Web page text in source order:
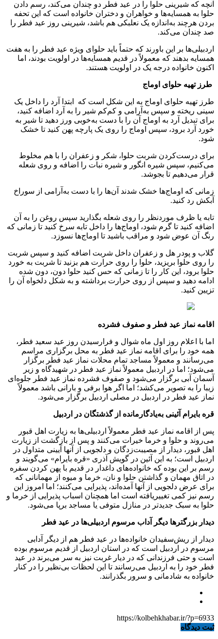
آنچه که شیرینی حلوا را در عید فطر دو چندان می‌کند، رسم دادن
حلوا به همسایه‌ها و خواهران و دختران خانواده است که این تحفه
بردن هرچند به‌اندازه یک نعلبکی هم باشد، شیرینی روز عید فطر را
صد چندان می‌کند.
اردبیلی‌ها بر این باورند که حتماً باید حلوای ویژه عید فطر را به هفت
همسایه بدهند که معمولاً در قدیم همسایه‌ها در اولویت بودند، اما
اکنون خانواده درجه یک در اولویت هستند.
طرز تهیه حلوای اوماج
طرز تهیه حلوای اوماج به این شکل است که ابتدا آرد را داخل یک
سینی ریخته و سپس به‌آرامی و کم‌کم شیر را به آرد اضافه کنید،
برای تبدیل آرد به اوماج آن را با دست به‌خوبی ورز دهید تا شیر به
خورد آرد برود، سپس اوماج را روی یک پارچه پهن کنید تا خشک
شود.
برای درست‌کردن شربت حلوا، شکر و زعفران را با هم مخلوط
می‌کنیم، سپس شیره انگور و شیره نبات را اضافه و روی شعله
قرار می‌دهیم تا بجوشد.
زمانی که اوماج‌ها خشک شدند آن‌ها را با دست به‌آرامی از سوراخ
آبکش رد کنید.
تابه یا ظرف موردنظر را روی شعله بگذارید سپس روغن را به آن
اضافه کنید تا گرم شود، اوماج‌ها را داخل تابه سرخ کنید تا زمانی که
رنگ آن عوض شود و مراقب باشید تا اوماج‌ها نسوزد.
گلاب و پودر هل و زعفران داخل شربت اضافه کنید و سپس شربت
را روی حلوا بریزید، حلوا را روی حرارت هم بزنید تا شربت به خورد
حلوا برود، این کار را تا زمانی که حس کنید حلوا دون، دون شده
ادامه دهید و سپس از روی حرارت برداشته و به شکل دلخواه آن را
تزیین کنید.
اقامه نماز عید فطر و صفوف فشرده
اما با اعلام روز اول ماه شوال و فرارسیدن روز عید سعید فطر،
همه خود را برای اقامه نماز عید فطر به محل برگزاری مراسم
می‌رسانند و معمولاً مساجد تمام محلات نماز عید فطر برگزار
می‌شود؛ اما در اردبیل معمولاً نماز عید فطر در شهیدگاه و زیر
آسمان آبی برگزار می‌شود و صفوف فشرده نماز عید فطر جلوه‌ای
زیبا را به تصویر می‌کشد؛ اما اگر هوا برفی و بارانی باشد معمولاً
نماز عید فطر در اردبیل در مصلی اردبیل برگزار می‌شود.
قره بایرام آئینی به‌یادگارمانده از گذشتگان در اردبیل
پس از اقامه نماز عید فطر معمولاً اردبیلی‌ها به زیارت اهل قبور
می‌روند و حلوا و خرما خیرات می‌کنند و پس از بازگشت از زیارت
اهل قبور، دیدار از مصیبت‌زدگان و دلجویی از آنها آیینی متداول در
اردبیل است؛ به این آئین در گویش آذری «قره بایرام» می‌گویند و
رسم بر این بوده که خانواده‌های داغدار در قدیم با پهن کردن سفره
در اتاق مهمان و گذاشتن حلوا و نان، خرما و میوه از مهمانانی که
برای عرض دلجویی از آنها آمده‌اند، پذیرایی می‌کنند؛ اما امروز این
رسم نیز کمی تغییریافته است اما همچنان اسباب پذیرایی از خرما و
حلوا به سبک جدیدتر در منازل متوفی یا مساجد برپا می‌شود.
دیدار بزرگترها دیگر آداب مرسوم اردبیلی‌ها در عید فطر
دیدار از ریش‌سفیدان خانواده‌ها در عید فطر هم از دیگر آدابی
مرسوم در اردبیل است که در استان اردبیل از قدیم مرسوم بوده
است و حتی فرزندانی که در دیار غربت نیز به سر می‌برند در عید
فطر خود را به اردبیل می‌رسانند تا این لحظات بی‌نظیر را در کنار
خانواده به شادمانی و سرور بگذرانند.
https://kolbehkhabar.ir/?p=6933
ثبت دیدگاه